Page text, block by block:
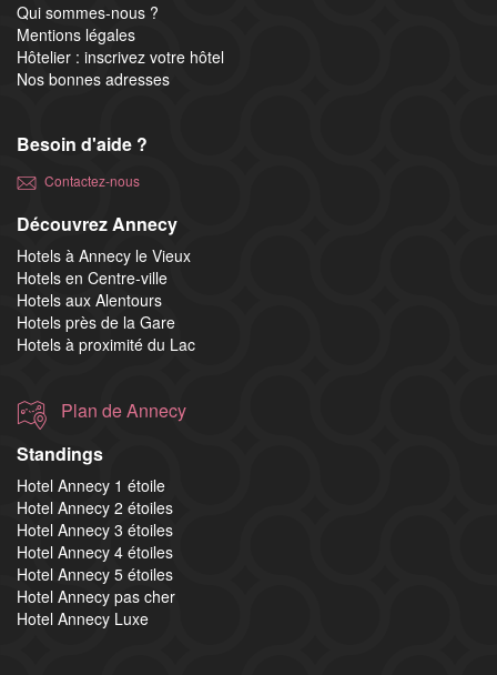
Qui sommes-nous ?
Mentions légales
Hôtelier : inscrivez votre hôtel
Nos bonnes adresses
Besoin d'aide ?
Contactez-nous
Découvrez Annecy
Hotels à Annecy le Vieux
Hotels en Centre-ville
Hotels aux Alentours
Hotels près de la Gare
Hotels à proximité du Lac
Plan de Annecy
Standings
Hotel Annecy 1 étoile
Hotel Annecy 2 étoiles
Hotel Annecy 3 étoiles
Hotel Annecy 4 étoiles
Hotel Annecy 5 étoiles
Hotel Annecy pas cher
Hotel Annecy Luxe